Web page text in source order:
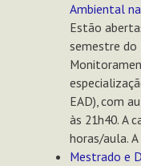
Ambiental
Estão
semestre do
EAD), com
às 21h40. A
horas/aula.
Mestrado e